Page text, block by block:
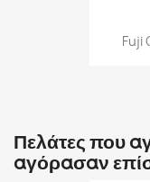
Fuji
Πελάτες που
αγόρασαν